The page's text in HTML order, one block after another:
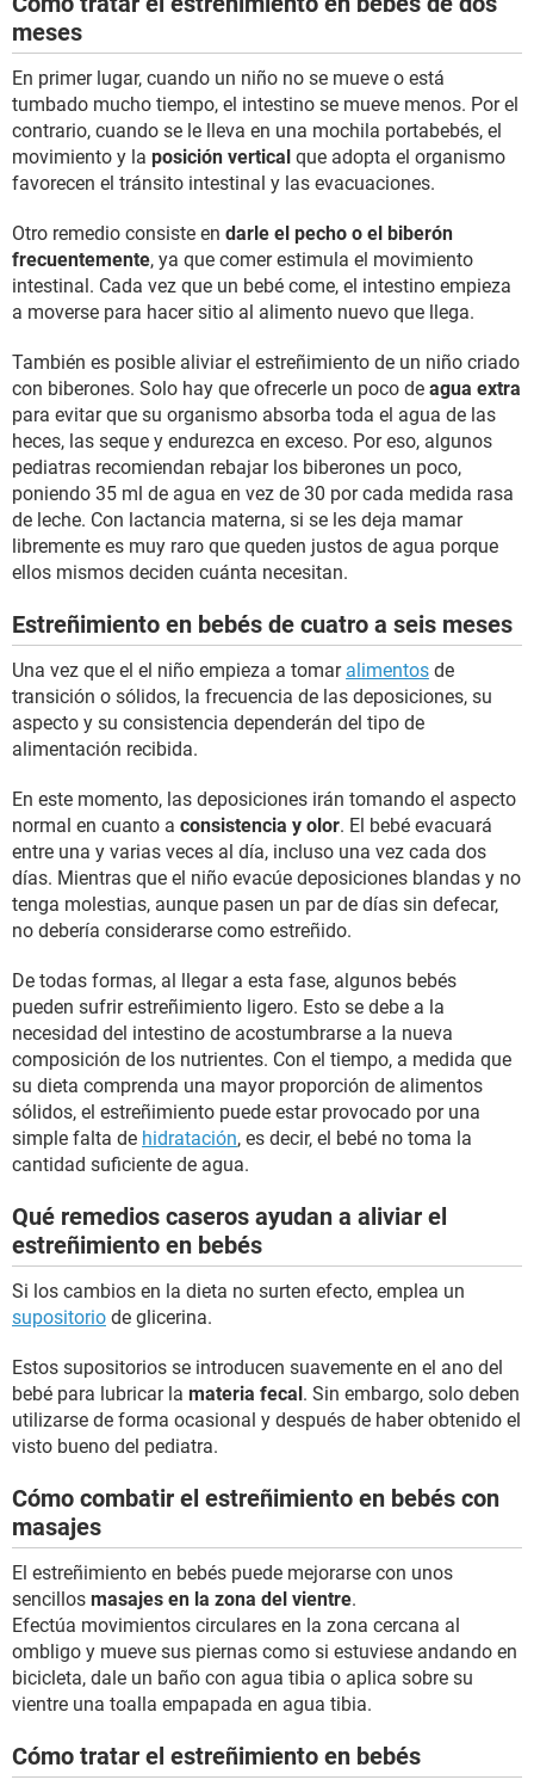
meses
En primer lugar, cuando un niño no se mueve o está
tumbado mucho tiempo, el intestino se mueve menos. Por el
contrario, cuando se le lleva en una mochila portabebés, el
movimiento y la posición vertical que adopta el organismo
favorecen el tránsito intestinal y las evacuaciones.
Otro remedio consiste en darle el pecho o el biberón
frecuentemente, ya que comer estimula el movimiento
intestinal. Cada vez que un bebé come, el intestino empieza
a moverse para hacer sitio al alimento nuevo que llega.
También es posible aliviar el estreñimiento de un niño criado
con biberones. Solo hay que ofrecerle un poco de agua extra
para evitar que su organismo absorba toda el agua de las
heces, las seque y endurezca en exceso. Por eso, algunos
pediatras recomiendan rebajar los biberones un poco,
poniendo 35 ml de agua en vez de 30 por cada medida rasa
de leche. Con lactancia materna, si se les deja mamar
libremente es muy raro que queden justos de agua porque
ellos mismos deciden cuánta necesitan.
Estreñimiento en bebés de cuatro a seis meses
Una vez que el el niño empieza a tomar alimentos de
transición o sólidos, la frecuencia de las deposiciones, su
aspecto y su consistencia dependerán del tipo de
alimentación recibida.
En este momento, las deposiciones irán tomando el aspecto
normal en cuanto a consistencia y olor. El bebé evacuará
entre una y varias veces al día, incluso una vez cada dos
días. Mientras que el niño evacúe deposiciones blandas y no
tenga molestias, aunque pasen un par de días sin defecar,
no debería considerarse como estreñido.
De todas formas, al llegar a esta fase, algunos bebés
pueden sufrir estreñimiento ligero. Esto se debe a la
necesidad del intestino de acostumbrarse a la nueva
composición de los nutrientes. Con el tiempo, a medida que
su dieta comprenda una mayor proporción de alimentos
sólidos, el estreñimiento puede estar provocado por una
simple falta de hidratación, es decir, el bebé no toma la
cantidad suficiente de agua.
Qué remedios caseros ayudan a aliviar el
estreñimiento en bebés
Si los cambios en la dieta no surten efecto, emplea un
supositorio de glicerina.
Estos supositorios se introducen suavemente en el ano del
bebé para lubricar la materia fecal. Sin embargo, solo deben
utilizarse de forma ocasional y después de haber obtenido el
visto bueno del pediatra.
Cómo combatir el estreñimiento en bebés con
masajes
El estreñimiento en bebés puede mejorarse con unos
sencillos masajes en la zona del vientre.
Efectúa movimientos circulares en la zona cercana al
ombligo y mueve sus piernas como si estuviese andando en
bicicleta, dale un baño con agua tibia o aplica sobre su
vientre una toalla empapada en agua tibia.
Cómo tratar el estreñimiento en bebés